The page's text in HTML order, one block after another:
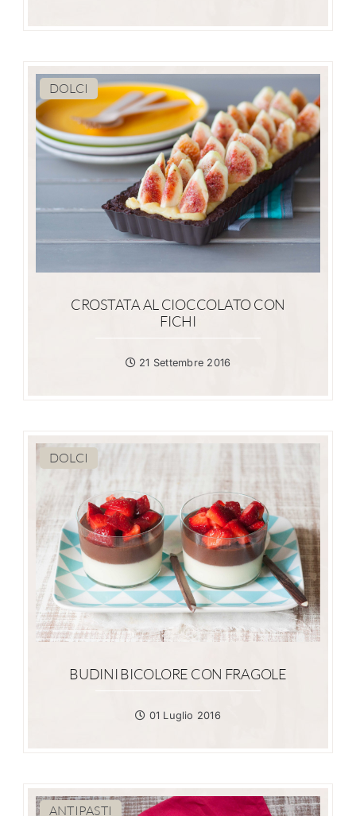
DOLCI
CROSTATA AL CIOCCOLATO CON
FICHI
21 Settembre 2016
DOLCI
BUDINI BICOLORE CON FRAGOLE
01 Luglio 2016
ANTIPASTI